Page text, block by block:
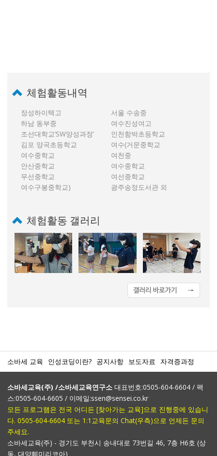
체험활동내역
장성하이텍고
서울 수송중
하남 동부중
여수진성여고
조선대학교‘SW양성과정’
인천함박초등학교
김포 양곡초등학교
여수(거문중학교
여수중학교
여천중
안산중학교
여수중학교
무선중학교
여선중학교
여수구봉중학교)
광주송정도서관 외
체험활동 갤러리
소바세 교육 인성코딩이란? 공지사항 보도자료 자격증과정
소바세교육(주) /소바세교육연구소 대표번호:0505-604-6604 / 팩
스:0505-604-6605 / 이메일:ssen@sensei.co.kr
모든 프로그램은 전국 어디든 [찾아가는 교육]으로 진행중에 있습니
다. 0505-604-6604 또는 1:1교육문의 Chat(우측)으로 언제든 문의
주세요.
소바세교육(주) - 경기도 부천시 송내대로 73번길 46, 7층 H6호 (상
동, 대양훼미리코아)